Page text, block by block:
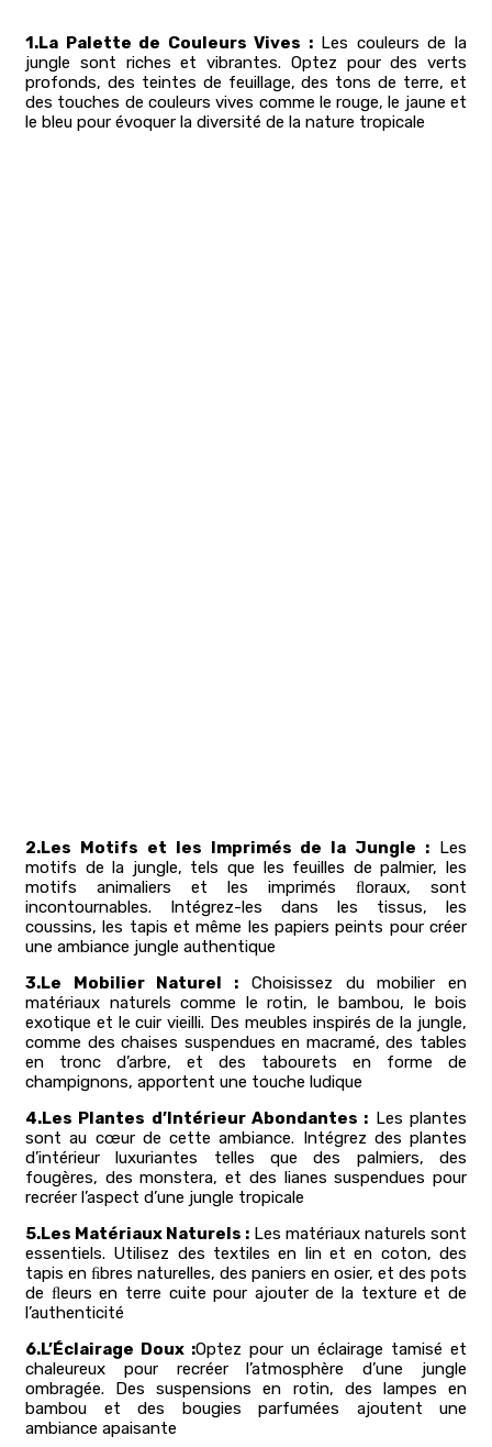
1.La Palette de Couleurs Vives :Les couleurs de la
jungle sont riches et vibrantes. Optez pour des verts
profonds, des teintes de feuillage, des tons de terre, et
des touches de couleurs vives comme le rouge, le jaune et
le bleu pour évoquer la diversité de la nature tropicale
2.Les Motifs et les Imprimés de la Jungle : Les
motifs de la jungle, tels que les feuilles de palmier, les
motifs animaliers et les imprimés ﬂoraux, sont
incontournables. Intégrez-les dans les tissus, les
coussins, les tapis et même les papiers peints pour créer
une ambiance jungle authentique
3.Le Mobilier Naturel : Choisissez du mobilier en
matériaux naturels comme le rotin, le bambou, le bois
exotique et le cuir vieilli. Des meubles inspirés de la jungle,
comme des chaises suspendues en macramé, des tables
en tronc d’arbre, et des tabourets en forme de
champignons, apportent une touche ludique
4.Les Plantes d’Intérieur Abondantes : Les plantes
sont au cœur de cette ambiance. Intégrez des plantes
d’intérieur luxuriantes telles que des palmiers, des
fougères, des monstera, et des lianes suspendues pour
recréer l’aspect d’une jungle tropicale
5.Les Matériaux Naturels : Les matériaux naturels sont
essentiels. Utilisez des textiles en lin et en coton, des
tapis en ﬁbres naturelles, des paniers en osier, et des pots
de ﬂeurs en terre cuite pour ajouter de la texture et de
l’authenticité
6.L’Éclairage Doux :Optez pour un éclairage tamisé et
chaleureux pour recréer l’atmosphère d’une jungle
ombragée. Des suspensions en rotin, des lampes en
bambou et des bougies parfumées ajoutent une
ambiance apaisante